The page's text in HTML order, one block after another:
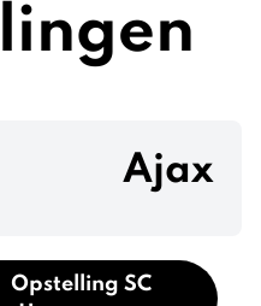
Ajax
Opstelling SC